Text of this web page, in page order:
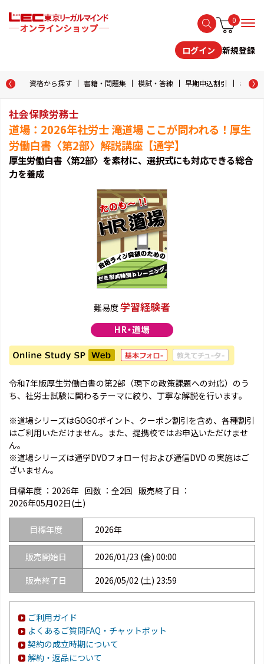
0
ログイン 新規登録
資格から探す 書籍・問題集 模試・答練 早期申込割引 おため
社会保険労務士
道場：2026年社労士 滝道場 ここが問われる！厚生
労働白書〈第2部〉解説講座【通学】
厚生労働白書〈第2部〉を素材に、選択式にも対応できる総合
力を養成
難易度学習経験者
令和7年版厚生労働白書の第2部（現下の政策課題への対応）のう
ち、社労士試験に関わるテーマに絞り、丁寧な解説を行います。
※道場シリーズはGOGOポイント、クーポン割引を含め、各種割引
はご利用いただけません。また、提携校ではお申込いただけませ
ん。
※道場シリーズは通学DVDフォロー付および通信DVD の実施はご
ざいません。
目標年度 ： 2026年 回数 ： 全2回 販売終了日 ：
2026年05月02日(土)
目標年度 2026年
販売開始日
2026/01/23 (金) 00:00
販売終了日
2026/05/02 (土) 23:59
ご利用ガイド
よくあるご質問FAQ・チャットボット
契約の成立時期について
解約・返品について